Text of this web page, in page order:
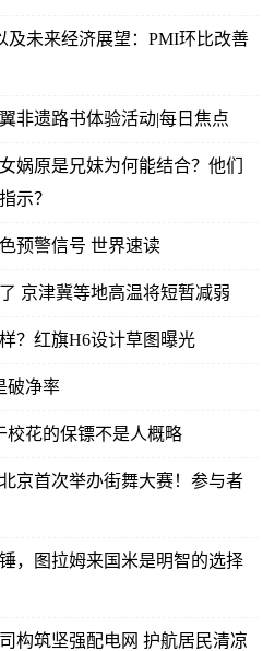
及未来经济展望：PMI环比改善
非遗路书体验活动|每日焦点
娲原是兄妹为何能结合？他们
示？
预警信号 世界速读
京津冀等地高温将短暂减弱
？红旗H6设计草图曝光
破净率
校花的保镖不是人概略
京首次举办街舞大赛！参与者
，图拉姆来国米是明智的选择
构筑坚强配电网 护航居民清凉